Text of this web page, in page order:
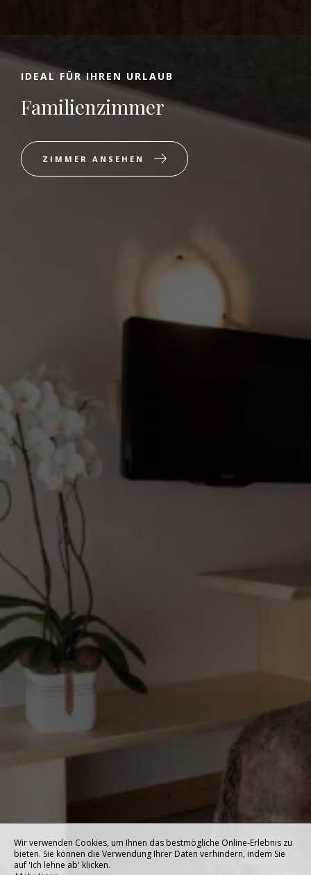
IDEAL FÜR IHREN URLAUB
Familienzimmer
ZIMMER ANSEHEN
Wir verwenden Cookies, um Ihnen das bestmögliche Online-Erlebnis zu
bieten. Sie können die Verwendung Ihrer Daten verhindern, indem Sie
auf 'Ich lehne ab' klicken.